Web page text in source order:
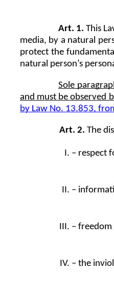
Art. 1. This
media, by a natural
protect the
natural person’s
Sole
and must be observed
by Law No. 13.853,
Art. 2. The
– respect
–
–
– the